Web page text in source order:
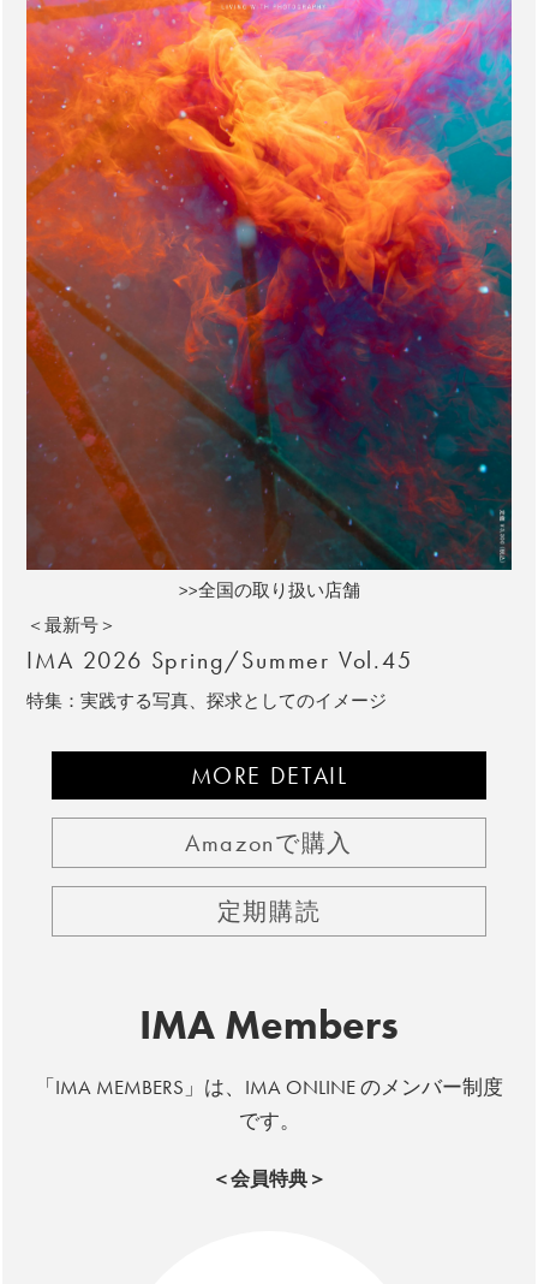
>>全国の取り扱い店舗
＜最新号＞
IMA 2026 Spring/Summer Vol.45
特集：実践する写真、探求としてのイメージ
MORE DETAIL
Amazonで購入
定期購読
IMA Members
「IMA MEMBERS」は、IMA ONLINE のメンバー制度
です。
＜会員特典＞